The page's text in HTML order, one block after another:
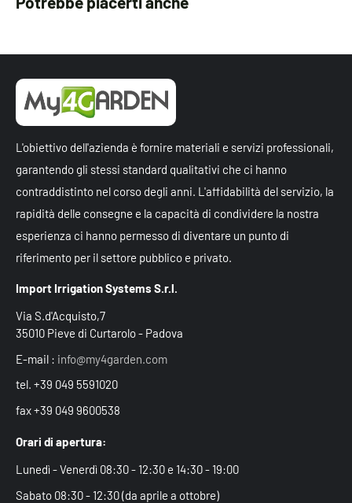
L'obiettivo dell'azienda è fornire materiali e servizi professionali,
garantendo gli stessi standard qualitativi che ci hanno
contraddistinto nel corso degli anni. L'affidabilità del servizio, la
rapidità delle consegne e la capacità di condividere la nostra
esperienza ci hanno permesso di diventare un punto di
riferimento per il settore pubblico e privato.
Import Irrigation Systems S.r.l.
Via S.d'Acquisto,7
35010 Pieve di Curtarolo - Padova
E-mail : info@my4garden.com
tel. +39 049 5591020
fax +39 049 9600538
Orari di apertura:
Lunedì - Venerdì 08:30 - 12:30 e 14:30 - 19:00
Sabato 08:30 - 12:30 (da aprile a ottobre)